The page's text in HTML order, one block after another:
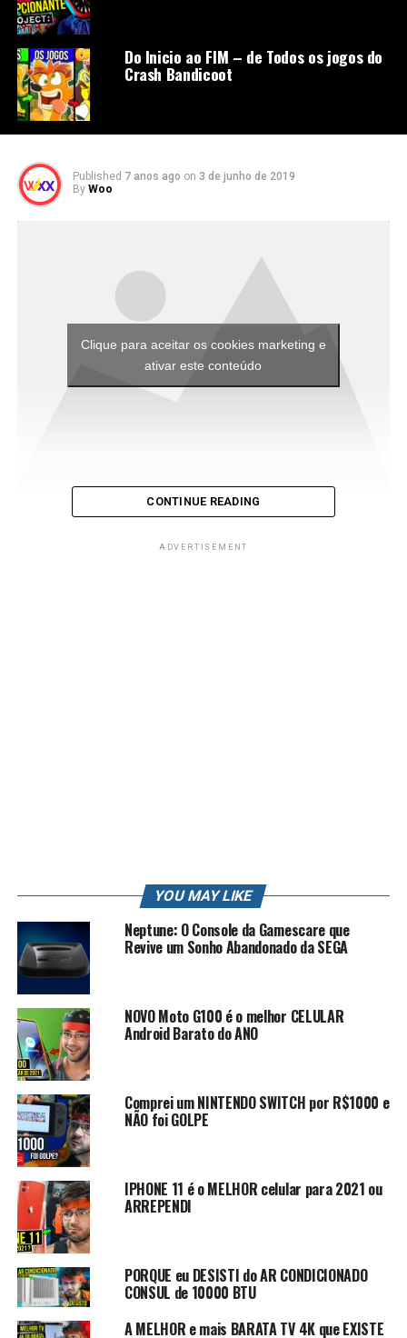
Do Inicio ao FIM – de Todos os jogos do
Crash Bandicoot
Published 7 anos ago on 3 de junho de 2019
By Woo
Clique para aceitar os cookies marketing e
ativar este conteúdo
Quer acompanhar o canal de perto?
Siga nos no Twitter!
@robertocarlosfj
Siga nos no Instagram!
robertocarlosfj
Contato Profissional: contato.roberto94@gmail.com
Mais sobre zenfone 6 e xiami mi 9
Mais Sobre Zenfone 6
O ASUS ZenFone é uma série de smartphones com
Sistema operacional Android, produzido e vendido pela
ASUS. A linha foi anunciada na Consumer Electronics
Show 2014 em Las Vegas, Nevada.[1] A linha ZenFone
contava até a segunda geração com processadores Intel
Atom, e com a interface Asus Zen UI.
CONTINUE READING
ADVERTISEMENT
YOU MAY LIKE
Neptune: O Console da Gamescare que
Revive um Sonho Abandonado da SEGA
NOVO Moto G100 é o melhor CELULAR
Android Barato do ANO
Comprei um NINTENDO SWITCH por R$1000 e
NÃO foi GOLPE
IPHONE 11 é o MELHOR celular para 2021 ou
ARREPENDI
PORQUE eu DESISTI do AR CONDICIONADO
CONSUL de 10000 BTU
A MELHOR e mais BARATA TV 4K que EXISTE